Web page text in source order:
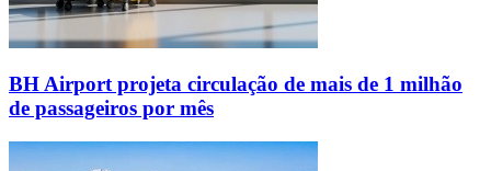
BH Airport projeta circulação de mais de 1 milhão
de passageiros por mês